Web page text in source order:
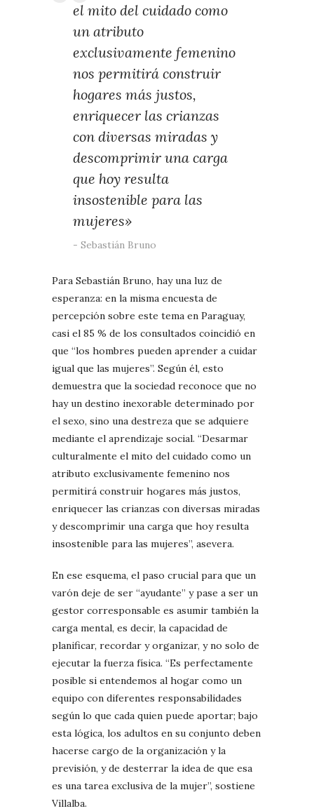
el mito del cuidado como
un atributo
exclusivamente femenino
nos permitirá construir
hogares más justos,
enriquecer las crianzas
con diversas miradas y
descomprimir una carga
que hoy resulta
insostenible para las
mujeres»
Sebastián Bruno
Para Sebastián Bruno, hay una luz de
esperanza: en la misma encuesta de
percepción sobre este tema en Paraguay,
casi el 85 % de los consultados coincidió en
que “los hombres pueden aprender a cuidar
igual que las mujeres”. Según él, esto
demuestra que la sociedad reconoce que no
hay un destino inexorable determinado por
el sexo, sino una destreza que se adquiere
mediante el aprendizaje social. “Desarmar
culturalmente el mito del cuidado como un
atributo exclusivamente femenino nos
permitirá construir hogares más justos,
enriquecer las crianzas con diversas miradas
y descomprimir una carga que hoy resulta
insostenible para las mujeres”, asevera.
En ese esquema, el paso crucial para que un
varón deje de ser “ayudante” y pase a ser un
gestor corresponsable es asumir también la
carga mental, es decir, la capacidad de
planificar, recordar y organizar, y no solo de
ejecutar la fuerza física. “Es perfectamente
posible si entendemos al hogar como un
equipo con diferentes responsabilidades
según lo que cada quien puede aportar; bajo
esta lógica, los adultos en su conjunto deben
hacerse cargo de la organización y la
previsión, y de desterrar la idea de que esa
es una tarea exclusiva de la mujer”, sostiene
Villalba.